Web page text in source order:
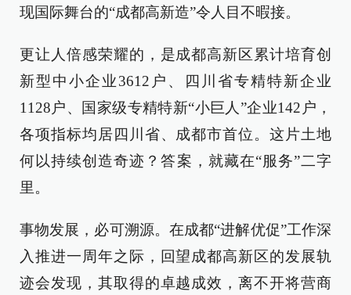
现国际舞台的“成都高新造”令人目不暇接。
更让人倍感荣耀的，是成都高新区累计培育创
新型中小企业3612户、四川省专精特新企业
1128户、国家级专精特新“小巨人”企业142户，
各项指标均居四川省、成都市首位。这片土地
何以持续创造奇迹？答案，就藏在“服务”二字
里。
事物发展，必可溯源。在成都“进解优促”工作深
入推进一周年之际，回望成都高新区的发展轨
迹会发现，其取得的卓越成效，离不开将营商